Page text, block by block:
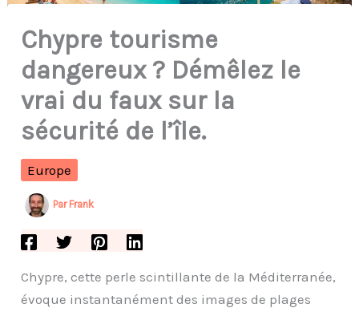
Chypre tourisme
dangereux ? Démêlez le
vrai du faux sur la
sécurité de l’île.
Europe
Par Frank
Chypre, cette perle scintillante de la Méditerranée,
évoque instantanément des images de plages